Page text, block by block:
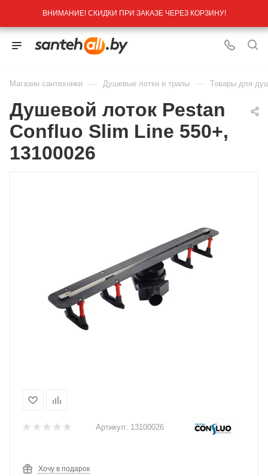
ВНИМАНИЕ! СКИДКИ ПРИ ЗАКАЗЕ ЧЕРЕЗ КОРЗИНУ!
Магазин сантехники — Душевые лотки и трапы — Товары для
Душевой лоток Pestan
Confluo Slim Line 550+,
13100026
Артикул: 13100026
Хочу в подарок